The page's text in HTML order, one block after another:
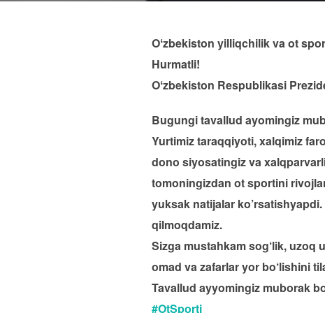
Oʻzbekiston yilliqchilik va ot
Hurmatli!
Oʻzbekiston Respublikasi
Bugungi tavallud ayomingiz
Yurtimiz taraqqiyoti, xalqimiz
dono siyosatingiz va
tomoningizdan ot sportini
yuksak natijalar
qilmoqdamiz.
Sizga mustahkam sog‘lik, uzoq
omad va zafarlar yor bo‘lishini
Tavallud ayyomingiz muborak
#OtSporti